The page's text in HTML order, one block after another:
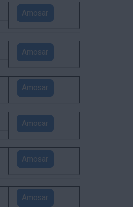
Amosar
Amosar
Amosar
Amosar
Amosar
Amosar